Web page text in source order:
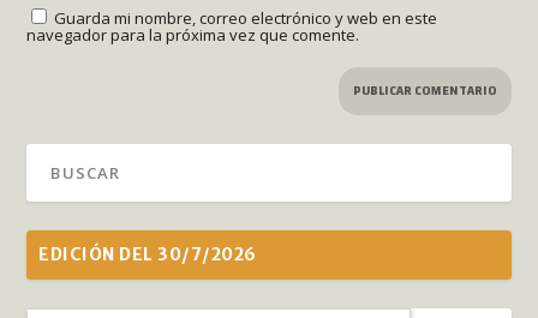
Guarda mi nombre, correo electrónico y web en este
navegador para la próxima vez que comente.
EDICIÓN DEL 30/7/2026